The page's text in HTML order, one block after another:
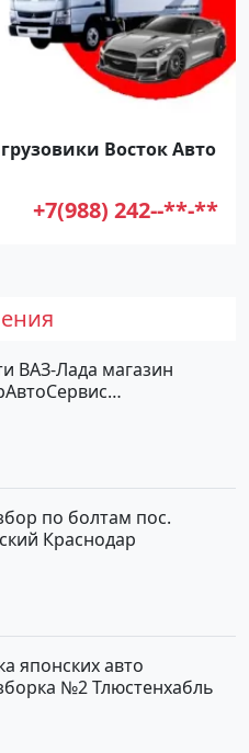
Восток Авто
+7(988) 242--**-**
ВАЗ-Лада магазин
по болтам пос.
Краснодар
японских авто
№2 Тлюстенхабль